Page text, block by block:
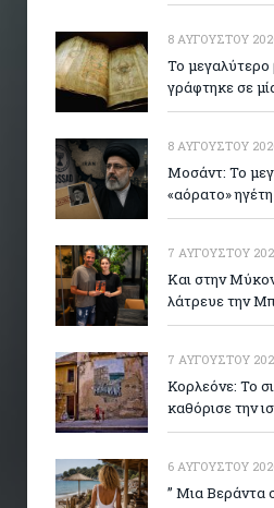
8 ΑΥΓΟΎΣΤΟΥ
Το μεγαλύτερο
γράφτηκε σε
8 ΑΥΓΟΎΣΤΟΥ
Μοσάντ: Το
«αόρατο»
7 ΑΥΓΟΎΣΤΟΥ
Και στην
λάτρευε την
7 ΑΥΓΟΎΣΤΟΥ
Κορλεόνε: Το
καθόρισε την
6 ΑΥΓΟΎΣΤΟΥ
” Μια Βεράντα